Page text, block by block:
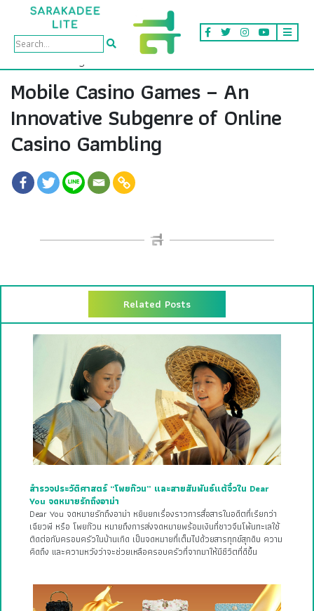
Mobile Casino Games – An
Innovative Subgenre of Online
Casino Gambling
Related Posts
สำรวจประวัติศาสตร์ “โพยก๊วน” และสายสัมพันธ์แต้จิ๋วใน Dear
You จดหมายรักถึงอาม่า
Dear You จดหมายรักถึงอาม่า หยิบยกเรื่องราวการสื่อสารในอดีตที่เรียกว่า
เฉียวพี หรือ โพยก๊วน หมายถึงการส่งจดหมายพร้อมเงินที่ชาวจีนโพ้นทะเลใช้
ติดต่อกับครอบครัวในบ้านเกิด เป็นจดหมายที่เต็มไปด้วยสารทุกข์สุกดิบ ความ
คิดถึง และความหวังว่าจะช่วยเหลือครอบครัวที่จากมาให้มีชีวิตที่ดีขึ้น